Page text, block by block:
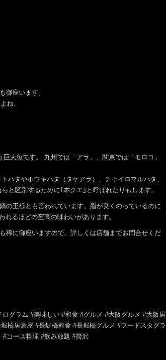
御座います。
ね。
大魚です。 九州では「アラ」、関東では「モロコ」
ハタやホウキハタ（タケアラ）、チャイロマルハタ、
と区別するために｢本クエ｣と呼ばれたりもします。
の王様とも言われています。脂が良くのっているのに
れるほどの至高の味わいがあります。
稀に御座いますので、詳しくは店舗までお問合せくだ
グラム #美味しい #和食 #グルメ #大阪グルメ #大阪居
橋居酒屋 #長堀橋和食 #長堀橋グルメ #フードスタグラ
コース料理 #飲み放題 #贅沢